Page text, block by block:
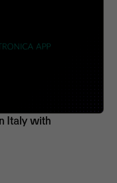
Italy with